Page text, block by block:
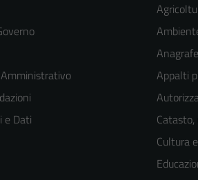
e Dati
Appalti
Catasto,
Cultura